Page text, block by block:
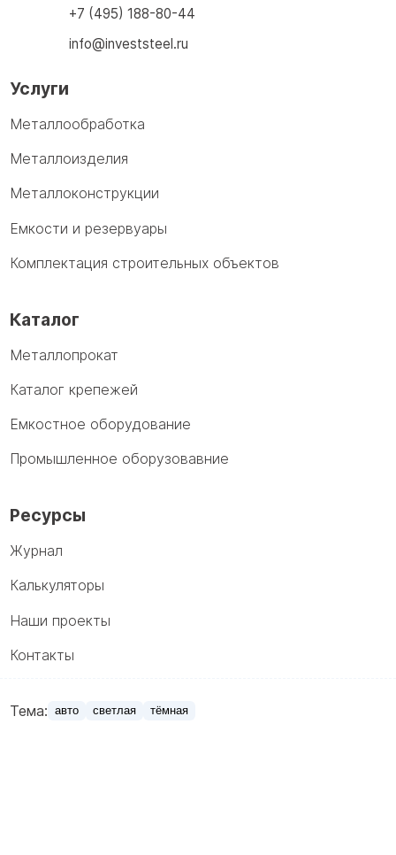
+7 (495) 188-80-44
info@investsteel.ru
Услуги
Металлообработка
Металлоизделия
Металлоконструкции
Емкости и резервуары
Комплектация строительных объектов
Каталог
Металлопрокат
Каталог крепежей
Емкостное оборудование
Промышленное оборузовавние
Ресурсы
Журнал
Калькуляторы
Наши проекты
Контакты
Тема: авто светлая тёмная